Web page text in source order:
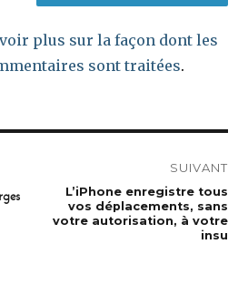
plus sur la façon dont les
sont traitées.
SUIVANT
Publication
suivante :
L’iPhone enregistre tous
vos déplacements, sans
votre autorisation, à votre
insu